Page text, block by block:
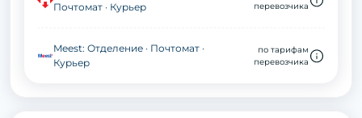
Почтомат · Курьер
перевозчика
Meest: Отделение · Почтомат ·
Курьер
по тарифам
перевозчика